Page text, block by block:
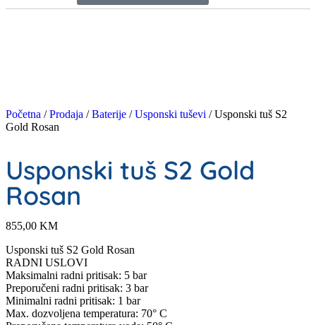
Početna /Prodaja /Baterije /Usponski tuševi / Usponski tuš S2
Gold Rosan
Usponski tuš S2 Gold
Rosan
855,00 KM
Usponski tuš S2 Gold Rosan
RADNI USLOVI
Maksimalni radni pritisak: 5 bar
Preporučeni radni pritisak: 3 bar
Minimalni radni pritisak: 1 bar
Max. dozvoljena temperatura: 70° C